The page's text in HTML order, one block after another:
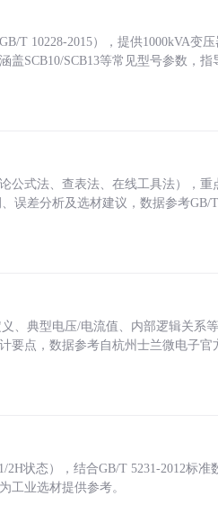
T 10228-2015），提供1000kVA变
SCB10/SCB13等常见型号参数，
公式法、查表法、在线工具法），重
误差分析及选材建议，数据参考GB/
、典型电压/电流值、内部逻辑关系
要点，数据参考自杭州士兰微电子官
状态），结合GB/T 5231-2012标准
工业选材提供参考。